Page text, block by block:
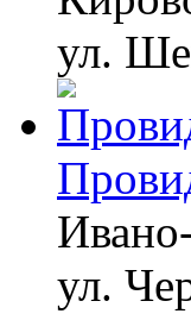
ул.
ул.